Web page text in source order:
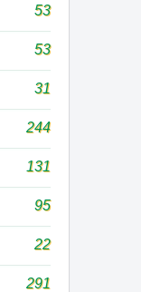
53
53
31
244
131
95
22
291